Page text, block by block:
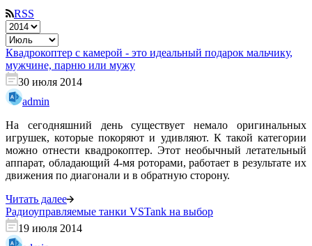
RSS
Квадрокоптер с камерой - это идеальный подарок мальчику,
мужчине, парню или мужу
30 июля 2014
admin
На сегодняшний день существует немало оригинальных
игрушек, которые покоряют и удивляют. К такой категории
можно отнести квадрокоптер. Этот необычный летательный
аппарат, обладающий 4-мя роторами, работает в результате их
движения по диагонали и в обратную сторону.
Читать далее
Радиоуправляемые танки VSTank на выбор
19 июля 2014